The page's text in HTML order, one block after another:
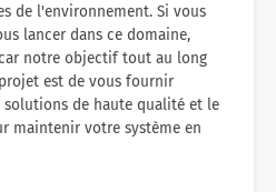
de l'environnement. Si vous
lancer dans ce domaine,
notre objectif tout au long
est de vous fournir
solutions de haute qualité et le
maintenir votre système en